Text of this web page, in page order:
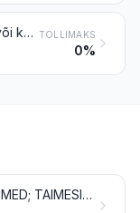
Nisugluteen, kuivatatud või kuivatamata TOLLIMAKS
0%
ELUSPUUD JA MUUD TAIMED; TAIMESIBULAD, -JUURED JMS; LÕIKELILLED JA DEKORATIIVNE TAIMMATERJAL